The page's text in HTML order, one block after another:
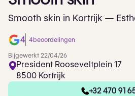
Smooth skin in Kortrijk —
4 4beoordelingen
Bijgewerkt 22/04/26
President Rooseveltplein 17
8500 Kortrijk
+32 470 91